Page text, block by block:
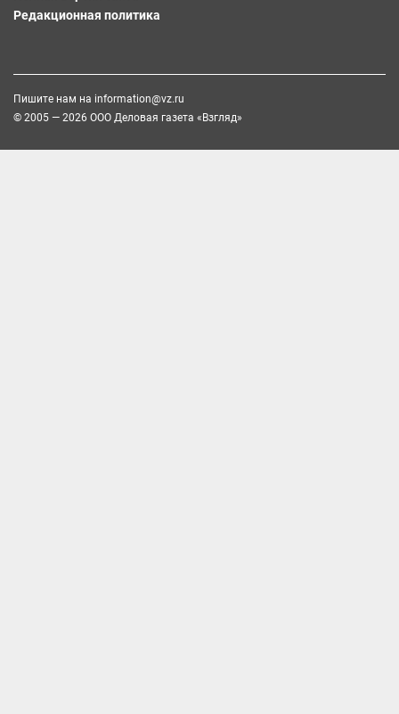
Редакционная политика
Пишите нам на information@vz.ru
© 2005 — 2026 ООО Деловая газета «Взгляд»